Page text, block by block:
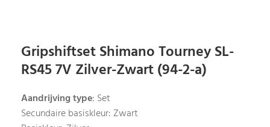
Gripshiftset Shimano Tourney SL-
RS45 7V Zilver-Zwart (94-2-a)
Aandrijving type: Set
Secundaire basiskleur: Zwart